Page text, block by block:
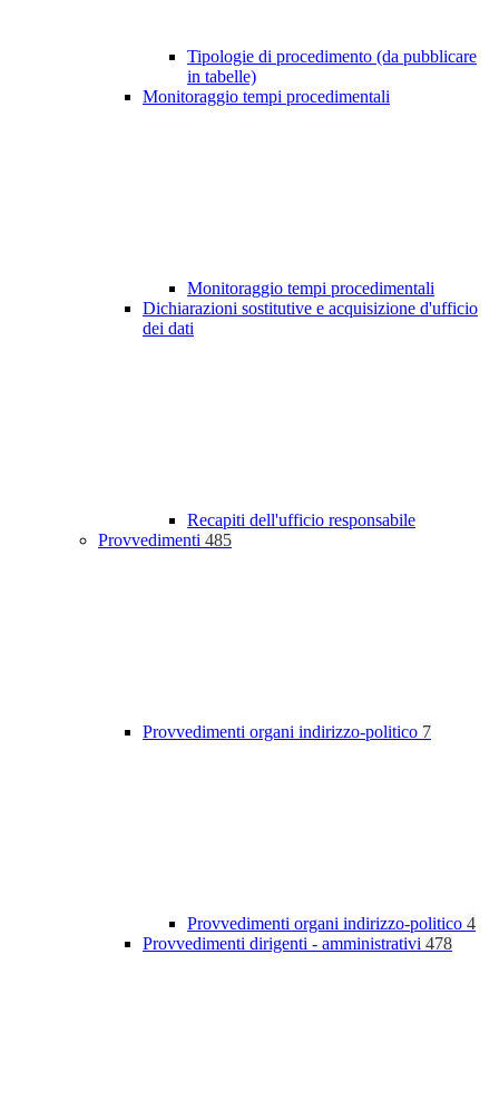
Tipologie di procedimento (da pubblicare
in tabelle)
Monitoraggio tempi procedimentali
Monitoraggio tempi procedimentali
Dichiarazioni sostitutive e acquisizione d'ufficio
dei dati
Recapiti dell'ufficio responsabile
Provvedimenti 485
Provvedimenti organi indirizzo-politico 7
Provvedimenti organi indirizzo-politico 4
Provvedimenti dirigenti - amministrativi 478